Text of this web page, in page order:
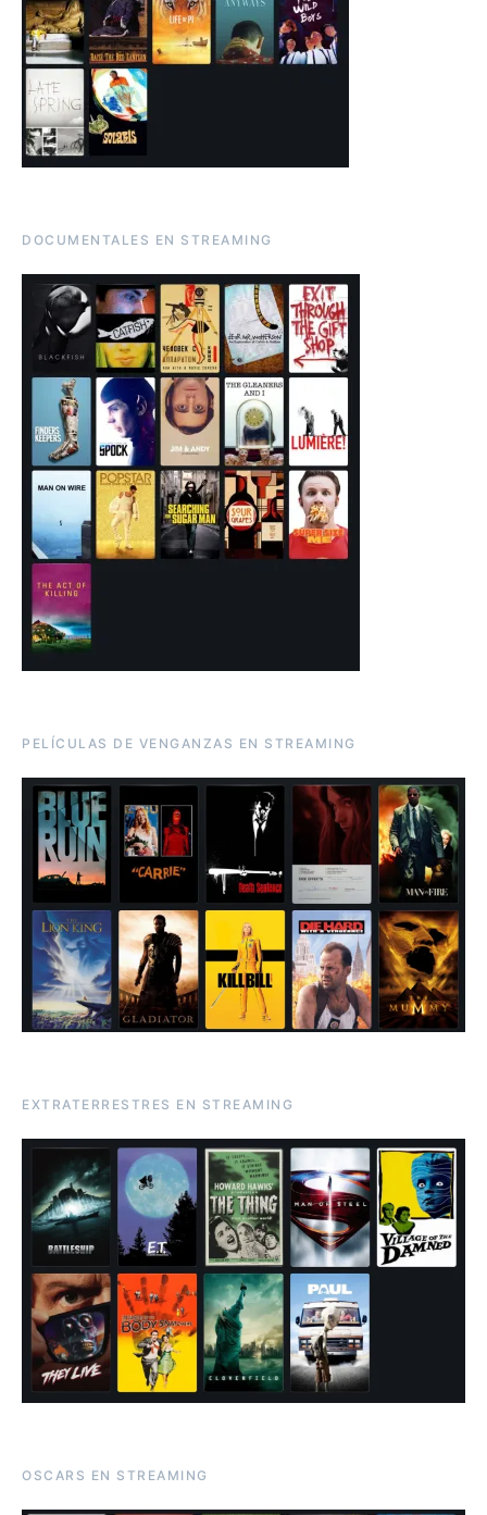
DOCUMENTALES EN STREAMING
PELÍCULAS DE VENGANZAS EN STREAMING
EXTRATERRESTRES EN STREAMING
OSCARS EN STREAMING